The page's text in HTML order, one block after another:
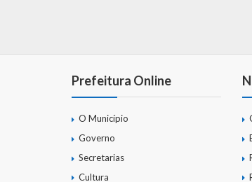
Prefeitura Online
O Município
Governo
Secretarias
Cultura